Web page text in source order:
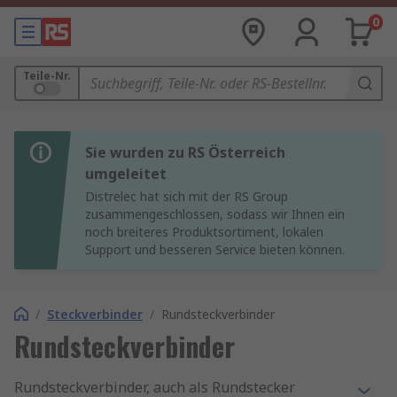
0
Teile-Nr.
Sie wurden zu RS Österreich
umgeleitet
Distrelec hat sich mit der RS Group
zusammengeschlossen, sodass wir Ihnen ein
noch breiteres Produktsortiment, lokalen
Support und besseren Service bieten können.
/ Steckverbinder / Rundsteckverbinder
Rundsteckverbinder
Rundsteckverbinder, auch als Rundstecker